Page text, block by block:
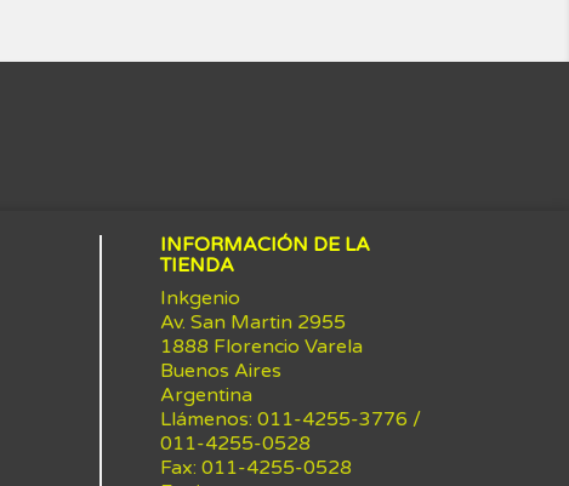
INFORMACIÓN DE LA
TIENDA
Inkgenio
Av. San Martin 2955
1888 Florencio Varela
Buenos Aires
Argentina
Llámenos: 011-4255-3776 /
011-4255-0528
Fax: 011-4255-0528